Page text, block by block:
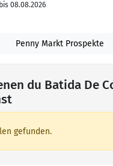
08.08.2026
Penny Markt Prospekte
du Batida De
gefunden.